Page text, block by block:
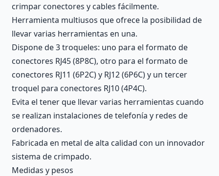
crimpar conectores y cables fácilmente.
Herramienta multiusos que ofrece la posibilidad de
llevar varias herramientas en una.
Dispone de 3 troqueles: uno para el formato de
conectores RJ45 (8P8C), otro para el formato de
conectores RJ11 (6P2C) y RJ12 (6P6C) y un tercer
troquel para conectores RJ10 (4P4C).
Evita el tener que llevar varias herramientas cuando
se realizan instalaciones de telefonía y redes de
ordenadores.
Fabricada en metal de alta calidad con un innovador
sistema de crimpado.
Medidas y pesos